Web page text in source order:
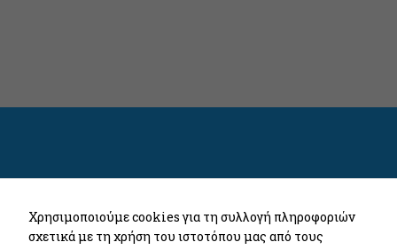
Χρησιμοποιούμε cookies για τη συλλογή πληροφοριών
σχετικά με τη χρήση του ιστοτόπου μας από τους